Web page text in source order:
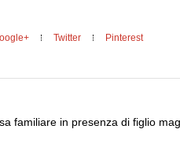
Twitter Pinterest
familiare in presenza di figlio